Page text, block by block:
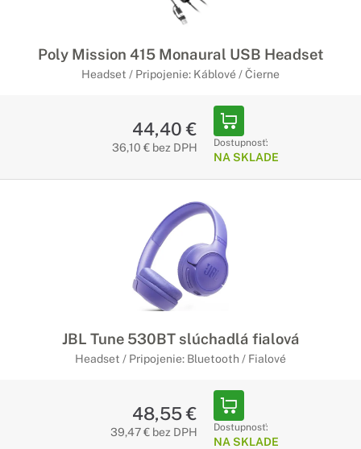
Poly Mission 415 Monaural USB Headset
Headset / Pripojenie: Káblové / Čierne
44,40 €
36,10 € bez DPH Dostupnosť:
NA SKLADE
JBL Tune 530BT slúchadlá fialová
Headset / Pripojenie: Bluetooth / Fialové
48,55 €
39,47 € bez DPH Dostupnosť:
NA SKLADE